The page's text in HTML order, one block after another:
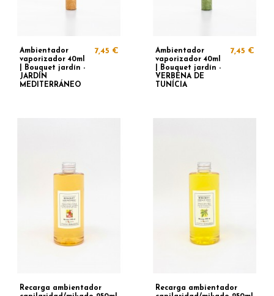
Ambientador
vaporizador 40ml
| Bouquet jardín -
JARDÍN
MEDITERRÁNEO
7,45 €
Ambientador
vaporizador 40ml
| Bouquet jardín -
VERBENA DE
TUNÍCIA
7,45 €
Recarga ambientador
Recarga ambientador